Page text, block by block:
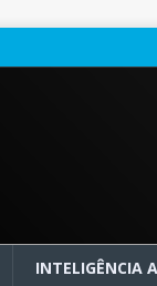
INTELIGÊNCIA